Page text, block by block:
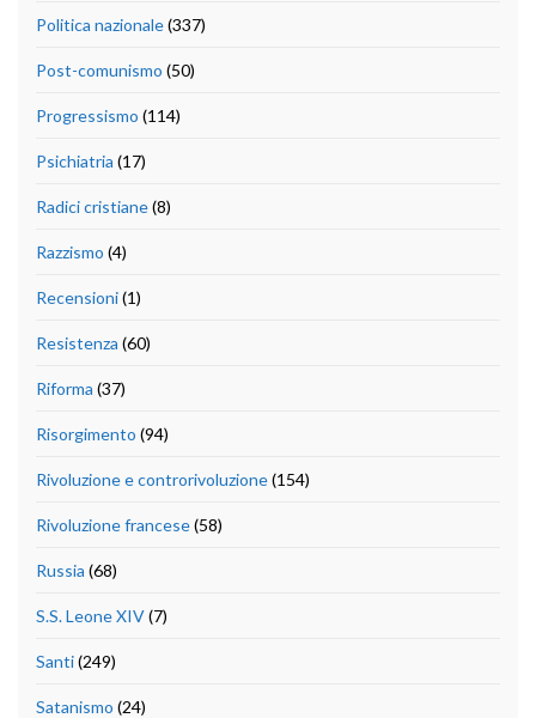
Politica nazionale(337)
Post-comunismo (50)
Progressismo (114)
Psichiatria (17)
Radici cristiane(8)
Razzismo (4)
Recensioni(1)
Resistenza (60)
Riforma (37)
Risorgimento (94)
Rivoluzione e controrivoluzione(154)
Rivoluzione francese(58)
Russia (68)
S.S. Leone XIV(7)
Santi(249)
Satanismo (24)